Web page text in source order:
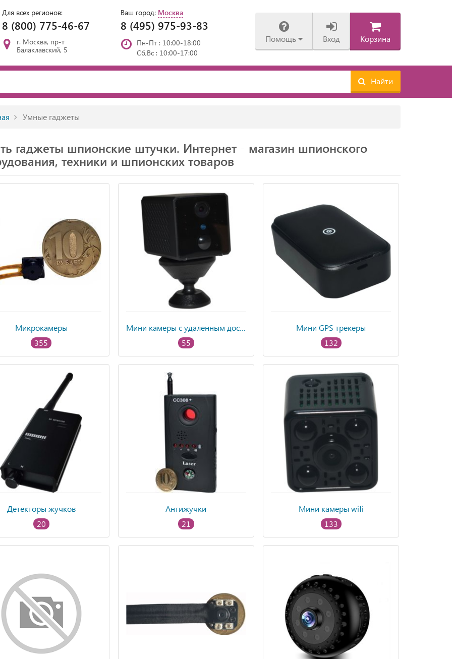
Для всех регионов:
8 (800) 775-46-67
Ваш город: Москва
8 (495) 975-93-83
г. Москва, пр-т
Балаклавский, 5
Пн-Пт : 10:00-18:00
Сб,Вс : 10:00-17:00
Помощь Вход Корзина
Найти
Умные гаджеты
гаджеты шпионские штучки. Интернет - магазин шпионского
техники и шпионских товаров
Микрокамеры
355
Мини камеры с удаленным доступом с телефона
55
Мини GPS трекеры
132
Детекторы жучков
20
Антижучки
21
Мини камеры wifi
133